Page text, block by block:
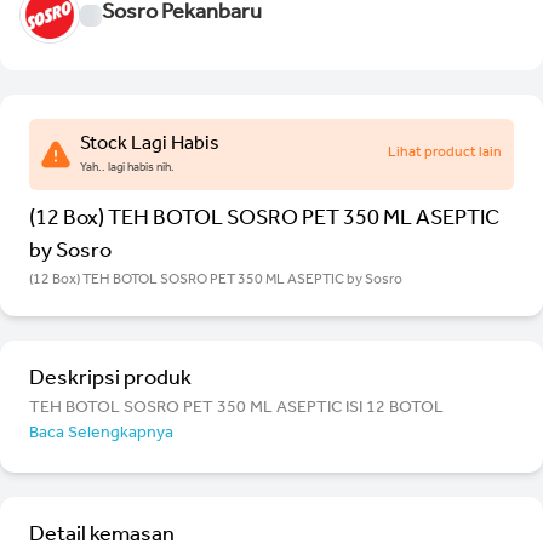
Sosro Pekanbaru
Stock Lagi Habis
Yah.. lagi habis nih.
Lihat product lain
(12 Box) TEH BOTOL SOSRO PET 350 ML ASEPTIC
by Sosro
(12 Box) TEH BOTOL SOSRO PET 350 ML ASEPTIC by Sosro
Deskripsi produk
TEH BOTOL SOSRO PET 350 ML ASEPTIC ISI 12 BOTOL
Baca Selengkapnya
Detail kemasan